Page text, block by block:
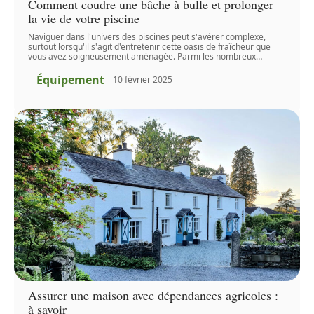
Comment coudre une bâche à bulle et prolonger
la vie de votre piscine
Naviguer dans l'univers des piscines peut s'avérer complexe,
surtout lorsqu'il s'agit d'entretenir cette oasis de fraîcheur que
vous avez soigneusement aménagée. Parmi les nombreux…
Équipement 10 février 2025
Assurer une maison avec dépendances agricoles :
à savoir